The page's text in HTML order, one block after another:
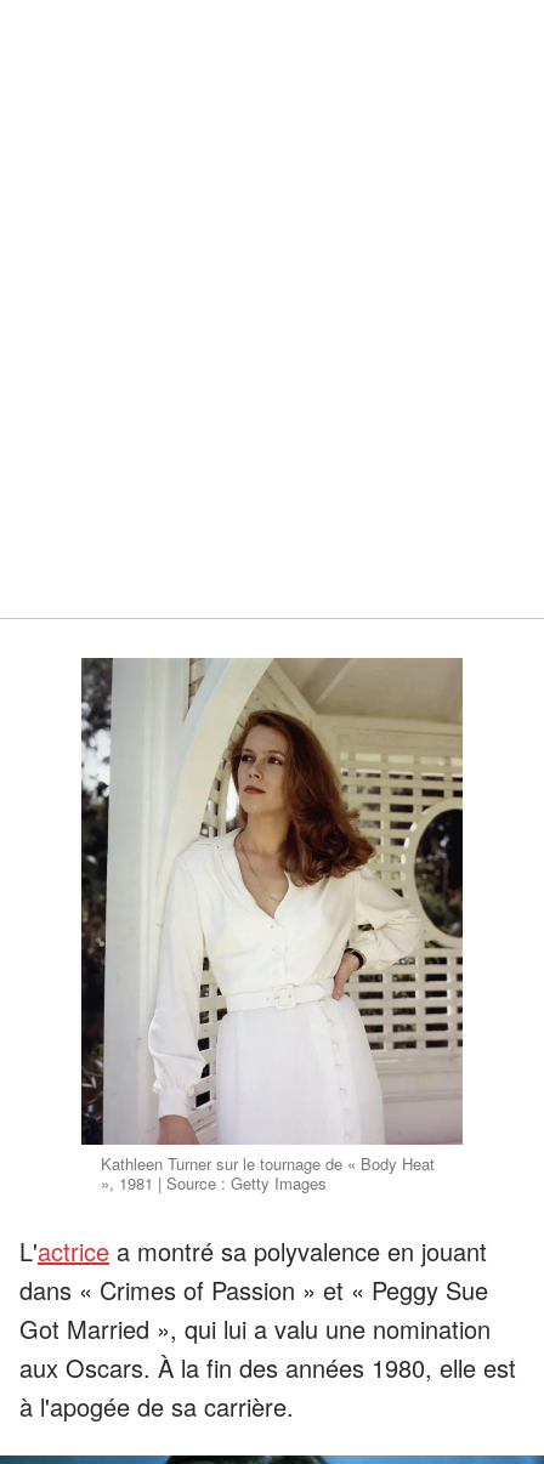
Kathleen Turner sur le tournage de « Body Heat
», 1981 | Source : Getty Images
L'actrice a montré sa polyvalence en jouant
dans « Crimes of Passion » et « Peggy Sue
Got Married », qui lui a valu une nomination
aux Oscars. À la fin des années 1980, elle est
à l'apogée de sa carrière.